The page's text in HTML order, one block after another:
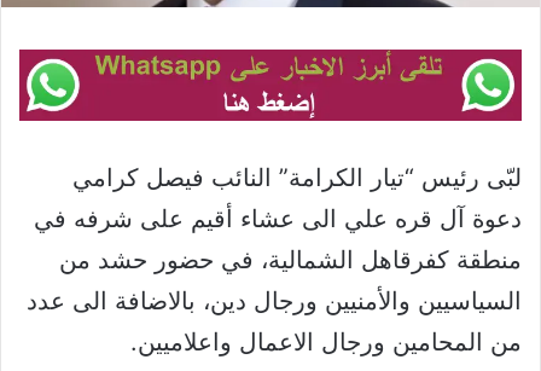
لبّى رئيس “تيار الكرامة” النائب فيصل كرامي
دعوة آل قره علي الى عشاء أقيم على شرفه في
منطقة كفرقاهل الشمالية، في حضور حشد من
السياسيين والأمنيين ورجال دين، بالاضافة الى عدد
من المحامين ورجال الاعمال واعلاميين.